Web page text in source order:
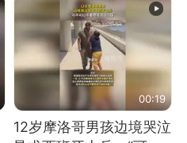
00:19
12岁摩洛哥男孩边境哭泣